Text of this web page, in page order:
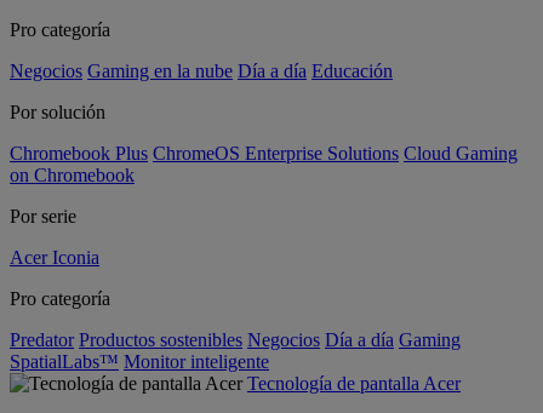
Pro categoría
Negocios Gaming en la nube Día a día Educación
Por solución
Chromebook Plus ChromeOS Enterprise Solutions Cloud Gaming
on Chromebook
Por serie
Acer Iconia
Pro categoría
Predator Productos sostenibles Negocios Día a día Gaming
SpatialLabs™ Monitor inteligente
Tecnología de pantalla Acer